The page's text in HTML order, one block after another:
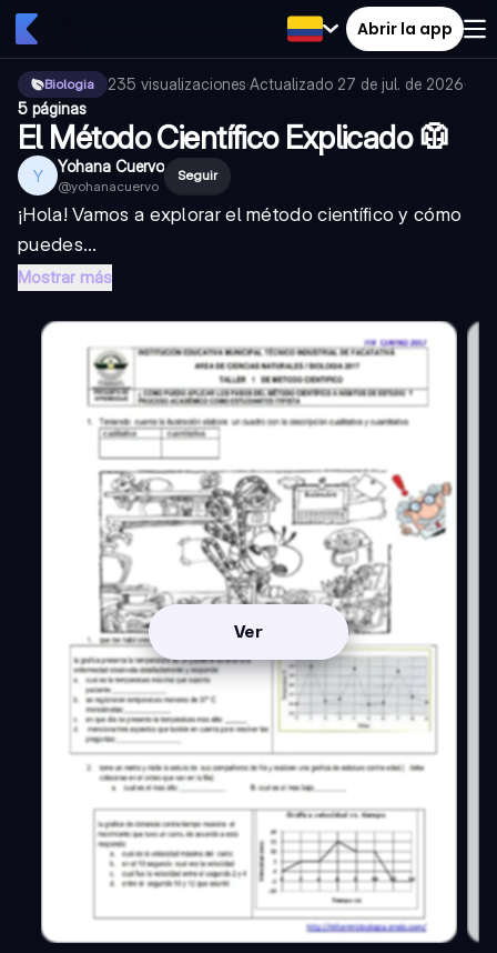
Abrir la app
Biologia 235 visualizaciones·Actualizado 27 de jul. de 2026·
5 páginas
El Método Científico Explicado 🥼
Y Yohana Cuervo
@yohanacuervo
Seguir
¡Hola! Vamos a explorar el método científico y cómo
puedes...
Mostrar más
Ver